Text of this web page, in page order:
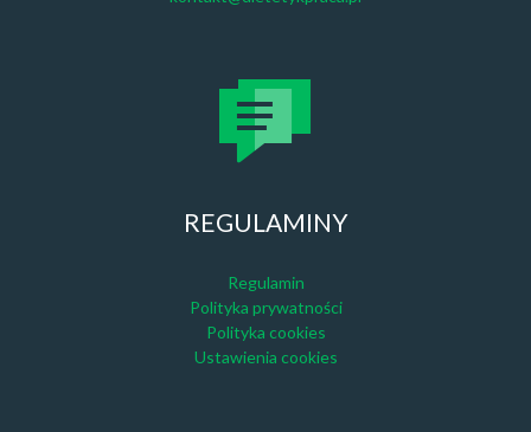
REGULAMINY
Regulamin
Polityka prywatności
Polityka cookies
Ustawienia cookies